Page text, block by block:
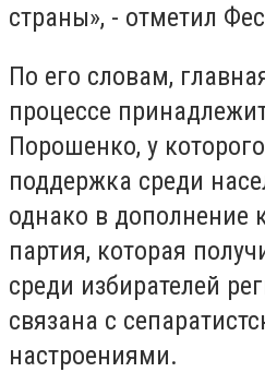
страны», - отметил
По его словам,
процессе
Порошенко, у
поддержка среди
однако в дополнение
партия, которая
среди избирателей
связана с
настроениями.